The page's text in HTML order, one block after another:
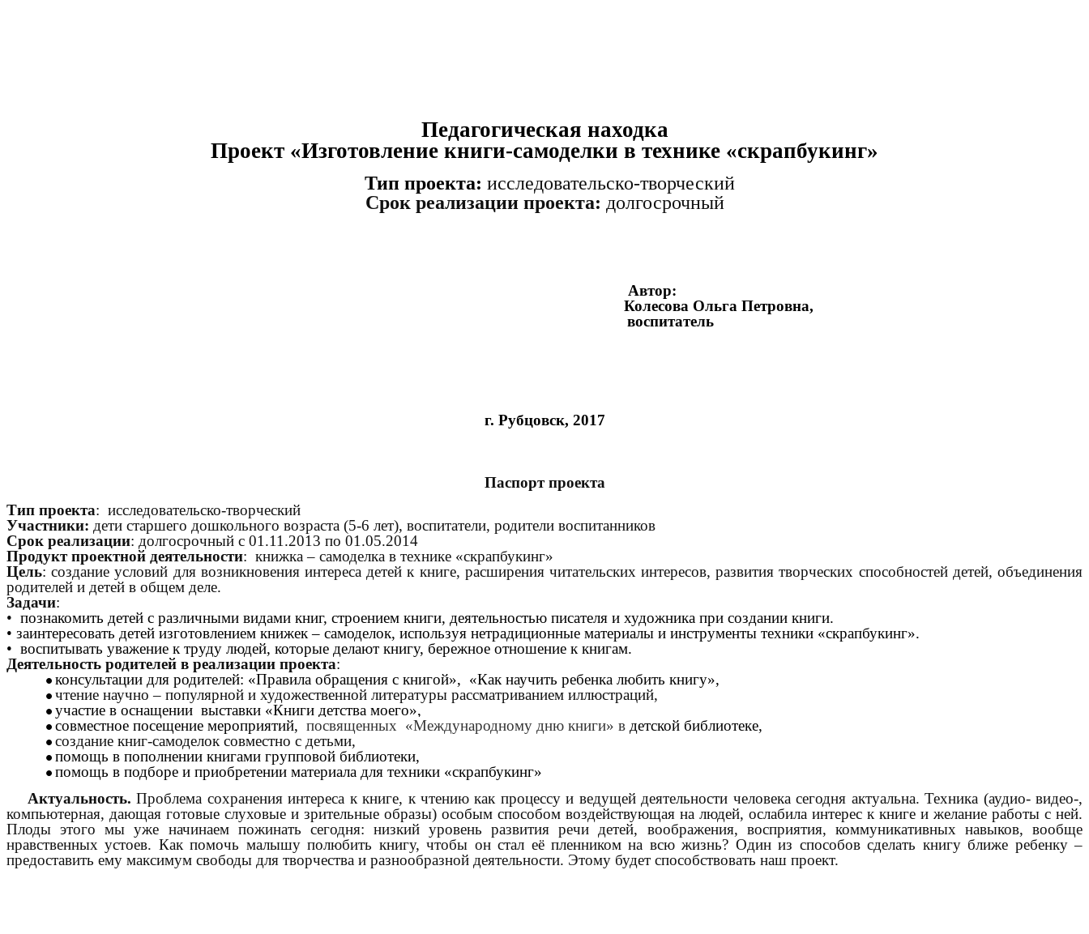
Педагогическая находка
Проект «Изготовление книги-самоделки в технике «скрапбукинг»
Тип проекта: исследовательско-творческий
Срок реализации проекта: долгосрочный
Автор:
Колесова Ольга Петровна,
воспитатель
г. Рубцовск, 2017
Паспорт проекта
Тип проекта: исследовательско-творческий
Участники: дети старшего дошкольного возраста (5-6 лет), воспитатели, родители воспитанников
Срок реализации: долгосрочный с 01.11.2013 по 01.05.2014
Продукт проектной деятельности: книжка – самоделка в технике «скрапбукинг»
Цель: создание условий для возникновения интереса детей к книге, расширения читательских интересов, развития творческих способностей детей, объединения
родителей и детей в общем деле.
Задачи:
• познакомить детей с различными видами книг, строением книги, деятельностью писателя и художника при создании книги.
• заинтересовать детей изготовлением книжек – самоделок, используя нетрадиционные материалы и инструменты техники «скрапбукинг».
• воспитывать уважение к труду людей, которые делают книгу, бережное отношение к книгам.
Деятельность родителей в реализации проекта:
консультации для родителей: «Правила обращения с книгой», «Как научить ребенка любить книгу»,
чтение научно – популярной и художественной литературы рассматриванием иллюстраций,
участие в оснащении выставки «Книги детства моего»,
совместное посещение мероприятий, посвященных «Международному дню книги» в детской библиотеке,
создание книг-самоделок совместно с детьми,
помощь в пополнении книгами групповой библиотеки,
помощь в подборе и приобретении материала для техники «скрапбукинг»
Актуальность. Проблема сохранения интереса к книге, к чтению как процессу и ведущей деятельности человека сегодня актуальна. Техника (аудио- видео-,
компьютерная, дающая готовые слуховые и зрительные образы) особым способом воздействующая на людей, ослабила интерес к книге и желание работы с ней.
Плоды этого мы уже начинаем пожинать сегодня: низкий уровень развития речи детей, воображения, восприятия, коммуникативных навыков, вообще
нравственных устоев. Как помочь малышу полюбить книгу, чтобы он стал её пленником на всю жизнь? Один из способов сделать книгу ближе ребенку –
предоставить ему максимум свободы для творчества и разнообразной деятельности. Этому будет способствовать наш проект.